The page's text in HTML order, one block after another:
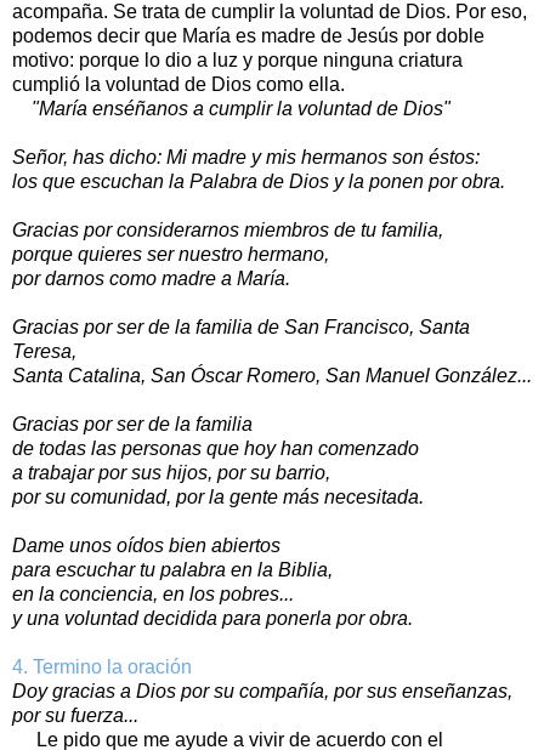
acompaña. Se trata de cumplir la voluntad de Dios. Por eso,
podemos decir que María es madre de Jesús por doble
motivo: porque lo dio a luz y porque ninguna criatura
cumplió la voluntad de Dios como ella.
"María enséñanos a cumplir la voluntad de Dios"
Señor, has dicho: Mi madre y mis hermanos son éstos:
los que escuchan la Palabra de Dios y la ponen por obra.
Gracias por considerarnos miembros de tu familia,
porque quieres ser nuestro hermano,
por darnos como madre a María.
Gracias por ser de la familia de San Francisco, Santa
Teresa,
Santa Catalina, San Óscar Romero, San Manuel González...
Gracias por ser de la familia
de todas las personas que hoy han comenzado
a trabajar por sus hijos, por su barrio,
por su comunidad, por la gente más necesitada.
Dame unos oídos bien abiertos
para escuchar tu palabra en la Biblia,
en la conciencia, en los pobres...
y una voluntad decidida para ponerla por obra.
4. Termino la oración
Doy gracias a Dios por su compañía, por sus enseñanzas,
por su fuerza...
Le pido que me ayude a vivir de acuerdo con el